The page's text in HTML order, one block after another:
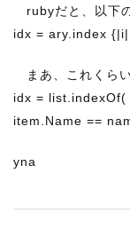
rubyだと、以下
idx = ary.index
まあ、これくら
idx =
item.Name ==
yna